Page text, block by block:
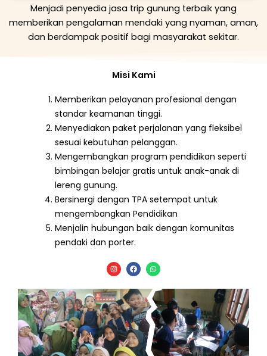
Menjadi penyedia jasa trip gunung terbaik yang
memberikan pengalaman mendaki yang nyaman, aman,
dan berdampak positif bagi masyarakat sekitar.
Misi Kami
Memberikan pelayanan profesional dengan
standar keamanan tinggi.
Menyediakan paket perjalanan yang fleksibel
sesuai kebutuhan pelanggan.
Mengembangkan program pendidikan seperti
bimbingan belajar gratis untuk anak-anak di
lereng gunung.
Bersinergi dengan TPA setempat untuk
mengembangkan Pendidikan
Menjalin hubungan baik dengan komunitas
pendaki dan porter.
I
n
s
a
g
r
a
m
F
a
c
b
o
o
k
W
h
a
s
a
p
p